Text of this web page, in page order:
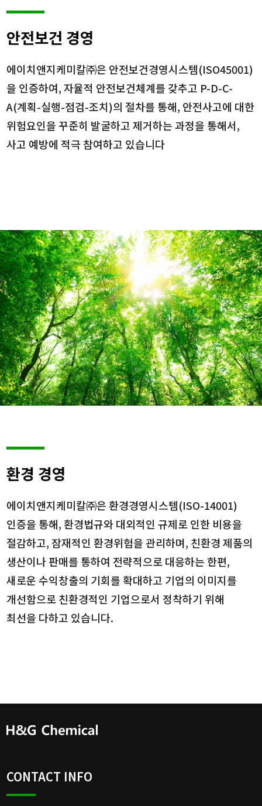
안전보건 경영
에이치앤지케미칼㈜은 안전보건경영시스템(ISO45001)
을 인증하여, 자율적 안전보건체계를 갖추고 P-D-C-
A(계획-실행-점검-조치)의 절차를 통해, 안전사고에 대한
위험요인을 꾸준히 발굴하고 제거하는 과정을 통해서,
사고 예방에 적극 참여하고 있습니다
환경 경영
에이치앤지케미칼㈜은 환경경영시스템(ISO-14001)
인증을 통해, 환경법규와 대외적인 규제로 인한 비용을
절감하고, 잠재적인 환경위험을 관리하며, 친환경 제품의
생산이나 판매를 통하여 전략적으로 대응하는 한편,
새로운 수익창출의 기회를 확대하고 기업의 이미지를
개선함으로 친환경적인 기업으로서 정착하기 위해
최선을 다하고 있습니다.
CONTACT INFO